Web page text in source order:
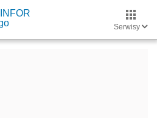
Serwisy